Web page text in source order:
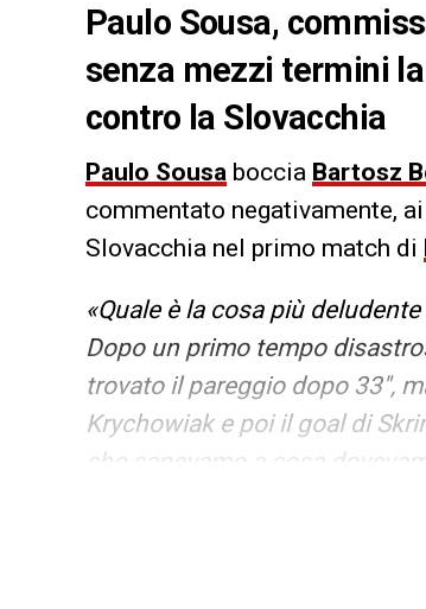
Paulo Sousa,
senza mezzi termini
contro la Slovacchia
Paulo Sousa boccia Bartosz
commentato negativamente,
Slovacchia nel primo match di
«Quale è la cosa più
Dopo un primo tempo
trovato il pareggio dopo 33″,
Krychowiak e poi il goal di
che sapevamo a cosa